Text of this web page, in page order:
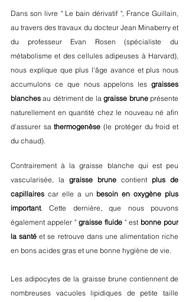
Dans son livre " Le bain dérivatif ", France Guillain,
au travers des travaux du docteur Jean Minaberry et
du professeur Evan Rosen (spécialiste du
métabolisme et des cellules adipeuses à Harvard),
nous explique que plus l'âge avance et plus nous
accumulons ce que nous appelons les graisses
blanches au détriment de la graisse brune présente
naturellement en quantité chez le nouveau né afin
d'assurer sa thermogenèse (le protéger du froid et
du chaud).
Contrairement à la graisse blanche qui est peu
vascularisée, la graisse brune contient plus de
capillaires car elle a un besoin en oxygène plus
important. Cette dernière, que nous pouvons
également appeler " graisse fluide " est bonne pour
la santé et se retrouve dans une alimentation riche
en bons acides gras et une bonne hygiène de vie.
Les adipocytes de la graisse brune contiennent de
nombreuses vacuoles lipidiques de petite taille